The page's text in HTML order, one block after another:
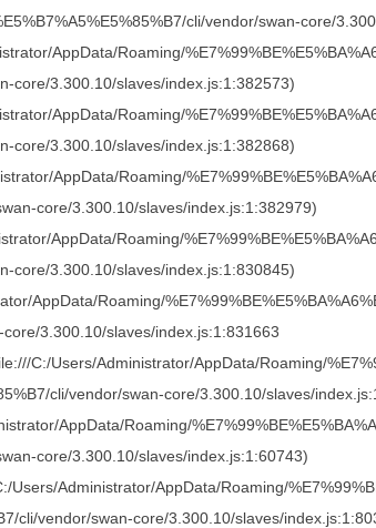
cli/vendor/swan-core/
AppData/Roaming/
core/3.300.10/slaves/index.js:1:382573)
AppData/Roaming/
core/3.300.10/slaves/index.js:1:382868)
AppData/Roaming/
core/3.300.10/slaves/index.js:1:382979)
AppData/Roaming/
core/3.300.10/slaves/index.js:1:830845)
AppData/Roaming/
3.300.10/slaves/index.js:1:831663
C:/Users/Administrator/AppData/Roaming/
cli/vendor/swan-core/3.300.10/slaves/
AppData/Roaming/
core/3.300.10/slaves/index.js:1:60743)
Users/Administrator/AppData/Roaming/
cli/vendor/swan-core/3.300.10/slaves/